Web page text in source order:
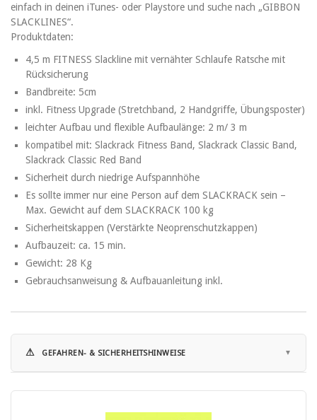
einfach in deinen iTunes- oder Playstore und suche nach „GIBBON
SLACKLINES“.
Produktdaten:
4,5 m FITNESS Slackline mit vernähter Schlaufe Ratsche mit
Rücksicherung
Bandbreite: 5cm
inkl. Fitness Upgrade (Stretchband, 2 Handgriffe, Übungsposter)
leichter Aufbau und flexible Aufbaulänge: 2 m/ 3 m
kompatibel mit: Slackrack Fitness Band, Slackrack Classic Band,
Slackrack Classic Red Band
Sicherheit durch niedrige Aufspannhöhe
Es sollte immer nur eine Person auf dem SLACKRACK sein –
Max. Gewicht auf dem SLACKRACK 100 kg
Sicherheitskappen (Verstärkte Neoprenschutzkappen)
Aufbauzeit: ca. 15 min.
Gewicht: 28 Kg
Gebrauchsanweisung & Aufbauanleitung inkl.
⚠ GEFAHREN- & SICHERHEITSHINWEISE
Hinweise zur Nutzung: